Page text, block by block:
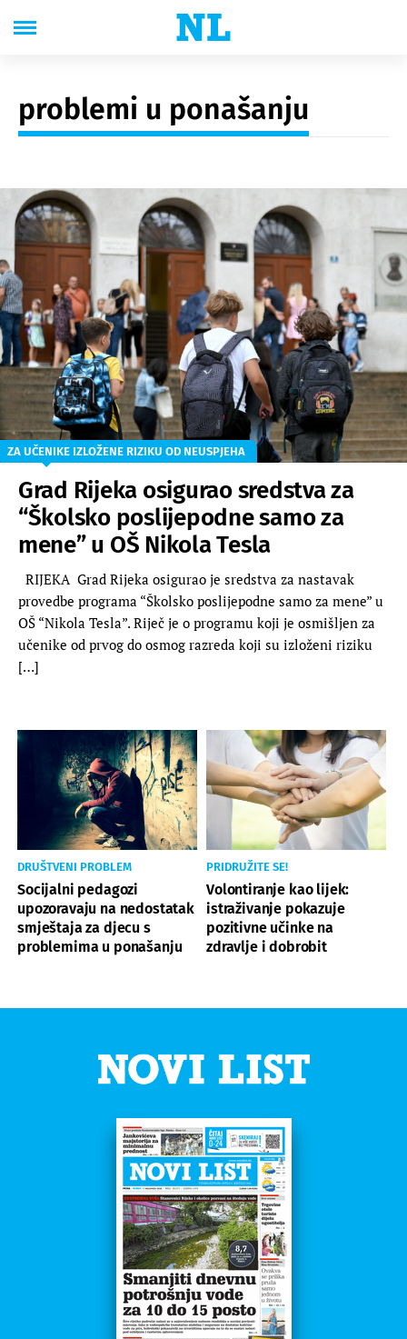
problemi u ponašanju
ZA UČENIKE IZLOŽENE RIZIKU OD NEUSPJEHA
Grad Rijeka osigurao sredstva za
“Školsko poslijepodne samo za
mene” u OŠ Nikola Tesla
RIJEKA Grad Rijeka osigurao je sredstva za nastavak
provedbe programa “Školsko poslijepodne samo za mene” u
OŠ “Nikola Tesla”. Riječ je o programu koji je osmišljen za
učenike od prvog do osmog razreda koji su izloženi riziku
[…]
DRUŠTVENI PROBLEM
Socijalni pedagozi
upozoravaju na nedostatak
smještaja za djecu s
problemima u ponašanju
PRIDRUŽITE SE!
Volontiranje kao lijek:
istraživanje pokazuje
pozitivne učinke na
zdravlje i dobrobit